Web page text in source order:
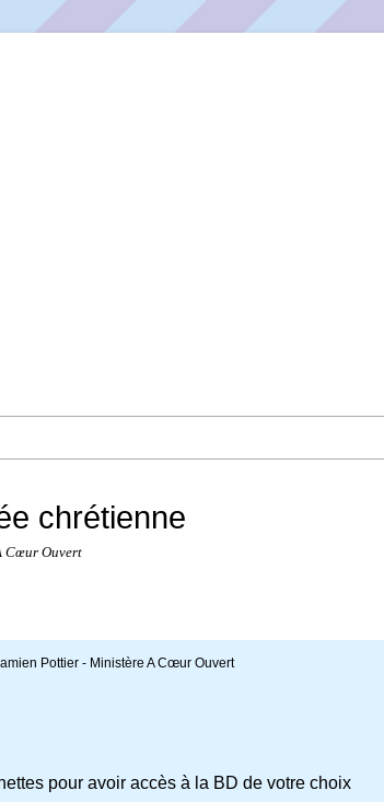
chrétienne
Cœur Ouvert
Pottier - Ministère A Cœur Ouvert
pour avoir accès à la BD de votre choix